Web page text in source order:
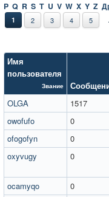
P Q R S T U V W X Y Z
1 2 3 4 5
Имя
пользователя
Звание
OLGA
1517
owofufo
0
ofogofyn
0
oxyvugy
0
ocamyqo
0